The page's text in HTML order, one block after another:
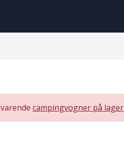
campingvogner på lager